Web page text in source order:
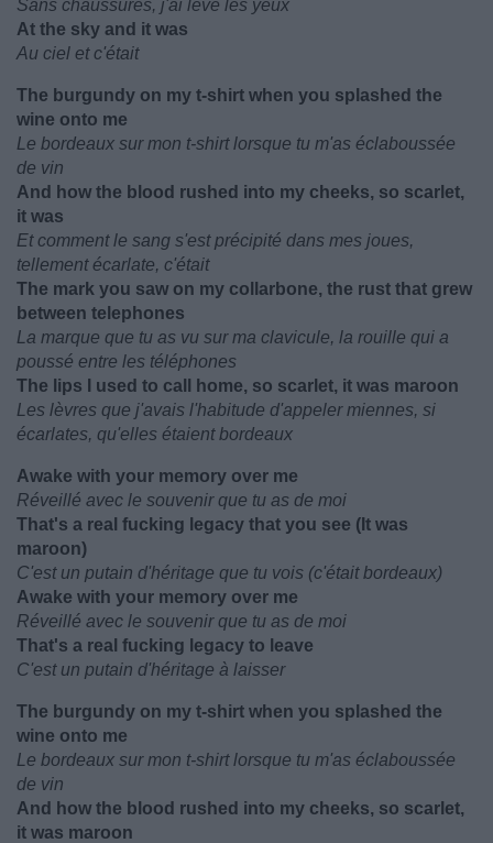
Sans chaussures, j'ai levé les yeux
At the sky and it was
Au ciel et c'était
The burgundy on my t-shirt when you splashed the
wine onto me
Le bordeaux sur mon t-shirt lorsque tu m'as éclaboussée
de vin
And how the blood rushed into my cheeks, so scarlet,
it was
Et comment le sang s'est précipité dans mes joues,
tellement écarlate, c'était
The mark you saw on my collarbone, the rust that grew
between telephones
La marque que tu as vu sur ma clavicule, la rouille qui a
poussé entre les téléphones
The lips I used to call home, so scarlet, it was maroon
Les lèvres que j'avais l'habitude d'appeler miennes, si
écarlates, qu'elles étaient bordeaux
Awake with your memory over me
Réveillé avec le souvenir que tu as de moi
That's a real fucking legacy that you see (It was
maroon)
C'est un putain d'héritage que tu vois (c'était bordeaux)
Awake with your memory over me
Réveillé avec le souvenir que tu as de moi
That's a real fucking legacy to leave
C'est un putain d'héritage à laisser
The burgundy on my t-shirt when you splashed the
wine onto me
Le bordeaux sur mon t-shirt lorsque tu m'as éclaboussée
de vin
And how the blood rushed into my cheeks, so scarlet,
it was maroon